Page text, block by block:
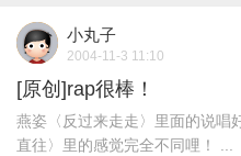
小丸子
2004-11-3 11:10
[原创]rap很棒！
燕姿〈反过来走走〉里面的说唱
直往〉里的感觉完全不同哩！ ...